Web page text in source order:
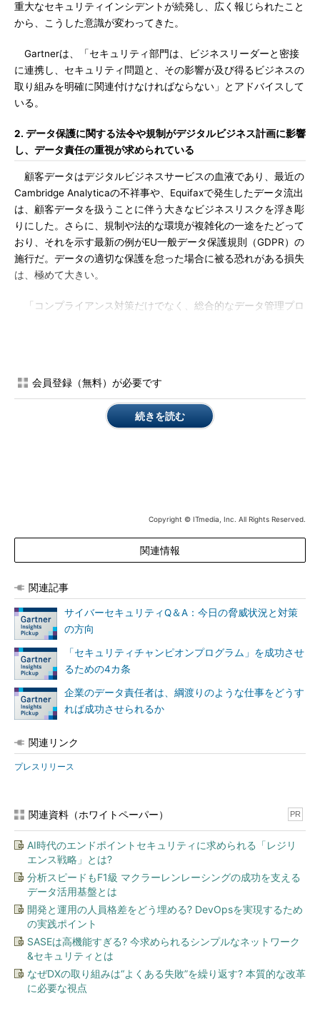
重大なセキュリティインシデントが続発し、広く報じられたこと
から、こうした意識が変わってきた。
Gartnerは、「セキュリティ部門は、ビジネスリーダーと密接
に連携し、セキュリティ問題と、その影響が及び得るビジネスの
取り組みを明確に関連付けなければならない」とアドバイスして
いる。
2. データ保護に関する法令や規制がデジタルビジネス計画に影響
し、データ責任の重視が求められている
顧客データはデジタルビジネスサービスの血液であり、最近の
Cambridge Analyticaの不祥事や、Equifaxで発生したデータ流出
は、顧客データを扱うことに伴う大きなビジネスリスクを浮き彫
りにした。さらに、規制や法的な環境が複雑化の一途をたどって
おり、それを示す最新の例がEU一般データ保護規則（GDPR）の
施行だ。データの適切な保護を怠った場合に被る恐れがある損失
は、極めて大きい。
「コンプライアンス対策だけでなく、総合的なデータ管理プロ
ーの高いソリューションとなっている
新しい検知技術や取り組み、認証モデルのために膨大なデータ
が必要となっており、既存のオンプレミスセキュリティソリュー
Gartnerは、「しっかりしたデータ管理機能や機械学習機能を
備え、少なくとも自社と同じようにデータを保護できる、クラウ
ドファーストのサービスを提案するプロバイダー」を探すことを
イベントの発見によって価値を発揮している
クラウドへの移行に伴い、適応型の認証や、内部者の脅威、高
度な攻撃といったさまざまなセキュリティ問題の解決に機械学習
を活用する機会が生まれている。
Gartnerは、2025年までに、機械学習がセキュリティソリュー
う問題を相殺すると予想している。
5. セキュリティ製品やサービスの購入決定が、従来の考慮点に加
サイバー戦争やサイバー政治干渉に加え、ソフトウェアやサー
ビスへのバックドアアクセスに対する政府機関の要求が厳しくな
っており、ソフトウェアやインフラの購入決定に関わる新しい地
政学リスクが生じている。
「自社にとって重要なパートナー、サプライヤー、法的管轄に
ついて、責任をもって地政学的に検討することが極めて重要にな
っている。RFI（Request For Information：情報提供依頼書）や
RFP（Request For Proposal：提案依頼書）、契約のプロセスに
おいて、調達先に関して相手に確認するとよい」とGartnerは指
摘している。
会員登録（無料）が必要です
続きを読む
Copyright © ITmedia, Inc. All Rights Reserved.
関連情報
関連記事
サイバーセキュリティQ＆A：今日の脅威状況と対策
の方向
「セキュリティチャンピオンプログラム」を成功させ
るための4カ条
企業のデータ責任者は、綱渡りのような仕事をどうす
れば成功させられるか
関連リンク
プレスリリース
関連資料（ホワイトペーパー） PR
AI時代のエンドポイントセキュリティに求められる「レジリ
エンス戦略」とは?
分析スピードもF1級 マクラーレンレーシングの成功を支える
データ活用基盤とは
開発と運用の人員格差をどう埋める? DevOpsを実現するため
の実践ポイント
SASEは高機能すぎる? 今求められるシンプルなネットワーク
&セキュリティとは
なぜDXの取り組みは“よくある失敗”を繰り返す? 本質的な改革
に必要な視点